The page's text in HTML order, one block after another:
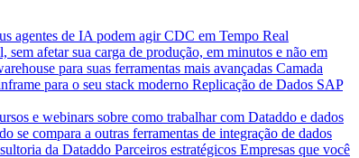
agentes de IA podem agir CDC em Tempo Real
afetar sua carga de produção, em minutos e não em
para suas ferramentas mais avançadas Camada
para o seu stack moderno Replicação de Dados SAP
e webinars sobre como trabalhar com Dataddo e dados
se compara a outras ferramentas de integração de dados
da Dataddo Parceiros estratégicos Empresas que você